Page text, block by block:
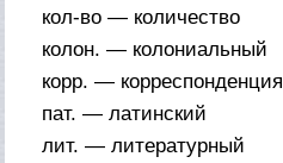
кол-во — количество
колон. — колониальный
корр. — корреспонденция
пат. — латинский
лит. — литературный